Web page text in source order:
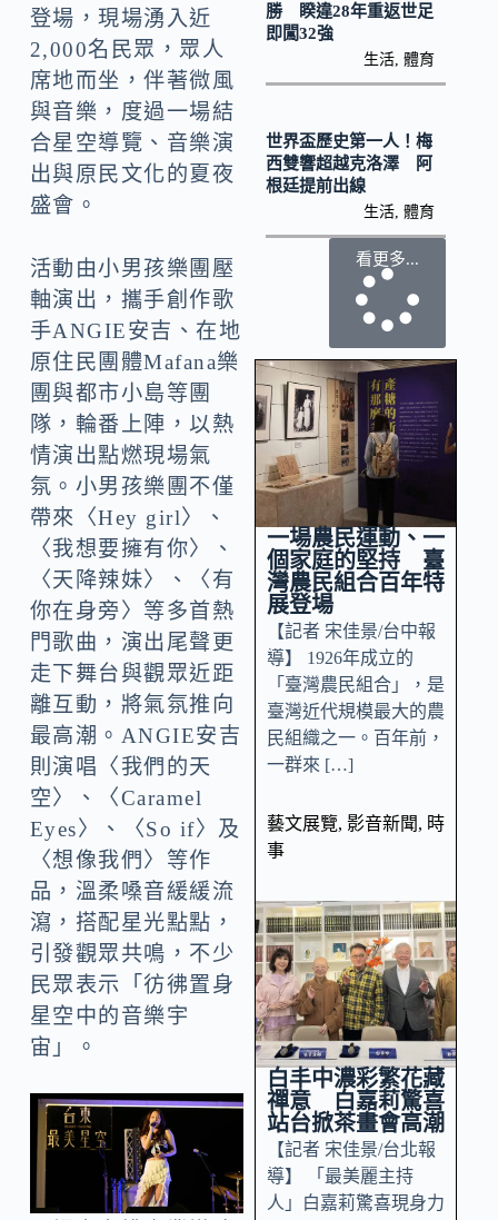
登場，現場湧入近
2,000名民眾，眾人
席地而坐，伴著微風
與音樂，度過一場結
合星空導覽、音樂演
出與原民文化的夏夜
盛會。
活動由小男孩樂團壓
軸演出，攜手創作歌
手ANGIE安吉、在地
原住民團體Mafana樂
團與都市小島等團
隊，輪番上陣，以熱
情演出點燃現場氣
氛。小男孩樂團不僅
帶來〈Hey girl〉、
〈我想要擁有你〉、
〈天降辣妹〉、〈有
你在身旁〉等多首熱
門歌曲，演出尾聲更
走下舞台與觀眾近距
離互動，將氣氛推向
最高潮。ANGIE安吉
則演唱〈我們的天
空〉、〈Caramel
Eyes〉、〈So if〉及
〈想像我們〉等作
品，溫柔嗓音緩緩流
瀉，搭配星光點點，
引發觀眾共鳴，不少
民眾表示「彷彿置身
星空中的音樂宇
宙」。
勝 睽違28年重返世足
即闖32強
生活 ,體育
世界盃歷史第一人！梅
西雙響超越克洛澤 阿
根廷提前出線
生活 ,體育
看更多...
一場農民運動、一
個家庭的堅持 臺
灣農民組合百年特
展登場
【記者 宋佳景/台中報
導】 1926年成立的
「臺灣農民組合」，是
臺灣近代規模最大的農
民組織之一。百年前，
一群來 […]
藝文展覽, 影音新聞, 時
事
白丰中濃彩繁花藏
禪意 白嘉莉驚喜
站台掀茶畫會高潮
【記者 宋佳景/台北報
導】 「最美麗主持
人」白嘉莉驚喜現身力